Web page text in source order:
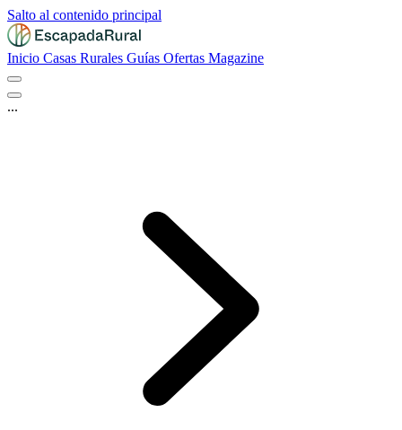
Salto al contenido principal
Inicio Casas Rurales Guías Ofertas Magazine
...